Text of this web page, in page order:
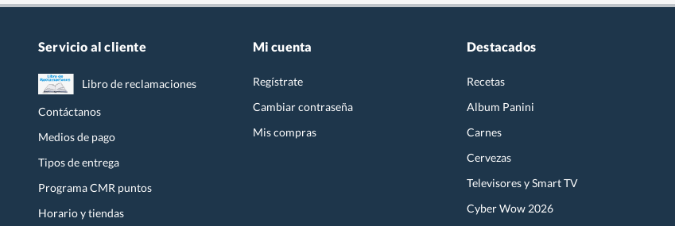
Servicio al cliente
Libro de reclamaciones
Contáctanos
Medios de pago
Tipos de entrega
Programa CMR puntos
Horario y tiendas
Mi cuenta
Regístrate
Cambiar contraseña
Mis compras
Destacados
Recetas
Album Panini
Carnes
Cervezas
Televisores y Smart TV
Cyber Wow 2026